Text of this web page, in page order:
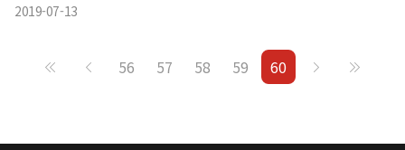
2019-07-13
56 57 58 59 60